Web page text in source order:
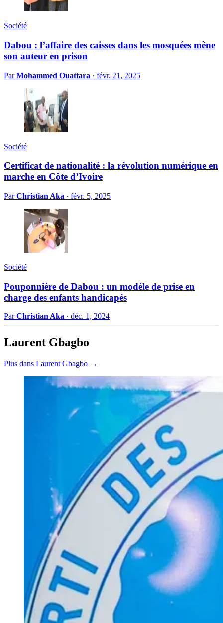
Société
Dabou : l’affaire des caisses dans les mosquées mène
son auteur en prison
ParMohammed Ouattara · févr. 21, 2025
Société
Certificat de nationalité : la révolution numérique en
marche en Côte d’Ivoire
ParChristian Aka · févr. 5, 2025
Société
Pouponnière de Dabou : un modèle de prise en
charge des enfants handicapés
ParChristian Aka · déc. 1, 2024
Laurent Gbagbo
Plus dans Laurent Gbagbo →